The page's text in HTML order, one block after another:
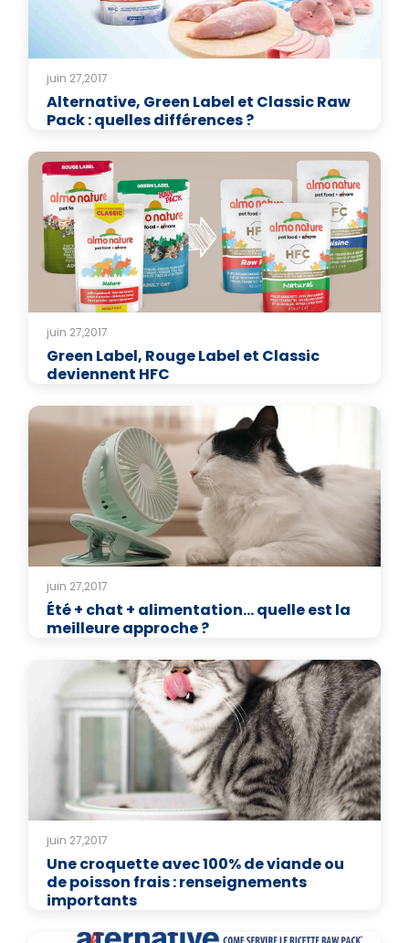
juin 27,2017
Alternative, Green Label et Classic Raw
Pack : quelles différences ?
juin 27,2017
Green Label, Rouge Label et Classic
deviennent HFC
juin 27,2017
Été + chat + alimentation… quelle est la
meilleure approche ?
juin 27,2017
Une croquette avec 100% de viande ou
de poisson frais : renseignements
importants